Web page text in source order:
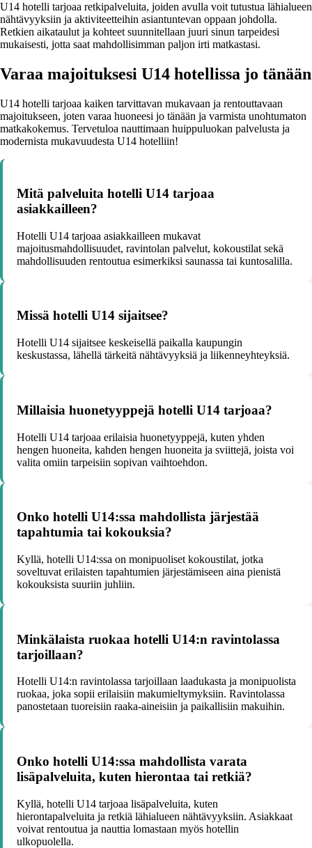
U14 hotelli tarjoaa retkipalveluita, joiden avulla voit tutustua lähialueen
nähtävyyksiin ja aktiviteetteihin asiantuntevan oppaan johdolla.
Retkien aikataulut ja kohteet suunnitellaan juuri sinun tarpeidesi
mukaisesti, jotta saat mahdollisimman paljon irti matkastasi.
Varaa majoituksesi U14 hotellissa jo tänään
U14 hotelli tarjoaa kaiken tarvittavan mukavaan ja rentouttavaan
majoitukseen, joten varaa huoneesi jo tänään ja varmista unohtumaton
matkakokemus. Tervetuloa nauttimaan huippuluokan palvelusta ja
modernista mukavuudesta U14 hotelliin!
Mitä palveluita hotelli U14 tarjoaa
asiakkailleen?
Hotelli U14 tarjoaa asiakkailleen mukavat
majoitusmahdollisuudet, ravintolan palvelut, kokoustilat sekä
mahdollisuuden rentoutua esimerkiksi saunassa tai kuntosalilla.
Missä hotelli U14 sijaitsee?
Hotelli U14 sijaitsee keskeisellä paikalla kaupungin
keskustassa, lähellä tärkeitä nähtävyyksiä ja liikenneyhteyksiä.
Millaisia huonetyyppejä hotelli U14 tarjoaa?
Hotelli U14 tarjoaa erilaisia huonetyyppejä, kuten yhden
hengen huoneita, kahden hengen huoneita ja sviittejä, joista voi
valita omiin tarpeisiin sopivan vaihtoehdon.
Onko hotelli U14:ssa mahdollista järjestää
tapahtumia tai kokouksia?
Kyllä, hotelli U14:ssa on monipuoliset kokoustilat, jotka
soveltuvat erilaisten tapahtumien järjestämiseen aina pienistä
kokouksista suuriin juhliin.
Minkälaista ruokaa hotelli U14:n ravintolassa
tarjoillaan?
Hotelli U14:n ravintolassa tarjoillaan laadukasta ja monipuolista
ruokaa, joka sopii erilaisiin makumieltymyksiin. Ravintolassa
panostetaan tuoreisiin raaka-aineisiin ja paikallisiin makuihin.
Onko hotelli U14:ssa mahdollista varata
lisäpalveluita, kuten hierontaa tai retkiä?
Kyllä, hotelli U14 tarjoaa lisäpalveluita, kuten
hierontapalveluita ja retkiä lähialueen nähtävyyksiin. Asiakkaat
voivat rentoutua ja nauttia lomastaan myös hotellin
ulkopuolella.